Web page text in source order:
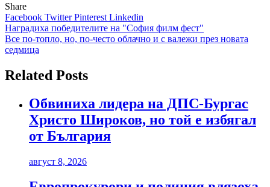
Share
Facebook TwitterPinterest Linkedin
Навигация
Наградиха победителите на "София филм фест"
Все по-топло, но, по-често облачно и с валежи през новата
седмица
Related Posts
Обвиниха лидера на ДПС-Бургас
Христо Широков, но той е избягал
от България
август 8, 2026